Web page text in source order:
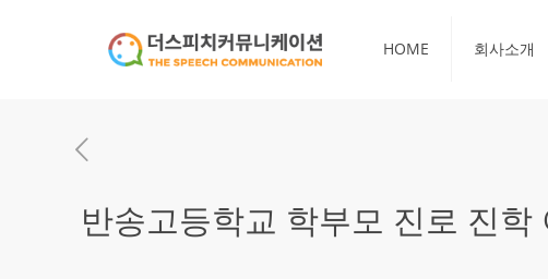
HOME 회사소개
반송고등학교 학부모 진로 진학